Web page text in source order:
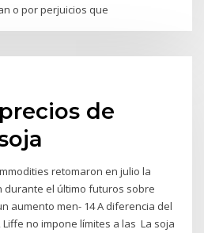
o por perjuicios que
de
retomaron en julio la
durante el último futuros sobre
aumento men- 14 A diferencia del
no impone límites a las La soja